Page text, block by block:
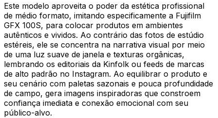
Este modelo aproveita o poder da estética profissional
de médio formato, imitando especificamente a Fujifilm
GFX 100S, para colocar produtos em ambientes
autênticos e vividos. Ao contrário das fotos de estúdio
estéreis, ele se concentra na narrativa visual por meio
de uma luz suave de janela e texturas orgânicas,
lembrando os editoriais da Kinfolk ou feeds de marcas
de alto padrão no Instagram. Ao equilibrar o produto e
seu cenário com paletas sazonais e pouca profundidade
de campo, gera imagens inspiradoras que constroem
confiança imediata e conexão emocional com seu
público-alvo.